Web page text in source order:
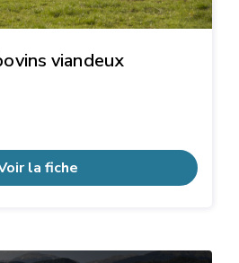
viandeux
la fiche